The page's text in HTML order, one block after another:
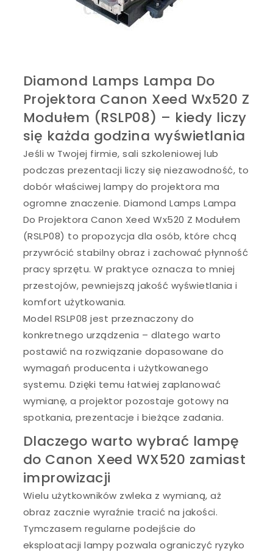
Diamond Lamps Lampa Do
Projektora Canon Xeed Wx520 Z
Modułem (RSLP08) – kiedy liczy
się każda godzina wyświetlania
Jeśli w Twojej firmie, sali szkoleniowej lub
podczas prezentacji liczy się niezawodność, to
dobór właściwej lampy do projektora ma
ogromne znaczenie. Diamond Lamps Lampa
Do Projektora Canon Xeed Wx520 Z Modułem
(RSLP08) to propozycja dla osób, które chcą
przywrócić stabilny obraz i zachować płynność
pracy sprzętu. W praktyce oznacza to mniej
przestojów, pewniejszą jakość wyświetlania i
komfort użytkowania.
Model RSLP08 jest przeznaczony do
konkretnego urządzenia – dlatego warto
postawić na rozwiązanie dopasowane do
wymagań producenta i użytkowanego
systemu. Dzięki temu łatwiej zaplanować
wymianę, a projektor pozostaje gotowy na
spotkania, prezentacje i bieżące zadania.
Dlaczego warto wybrać lampę
do Canon Xeed WX520 zamiast
improwizacji
Wielu użytkowników zwleka z wymianą, aż
obraz zacznie wyraźnie tracić na jakości.
Tymczasem regularne podejście do
eksploatacji lampy pozwala ograniczyć ryzyko